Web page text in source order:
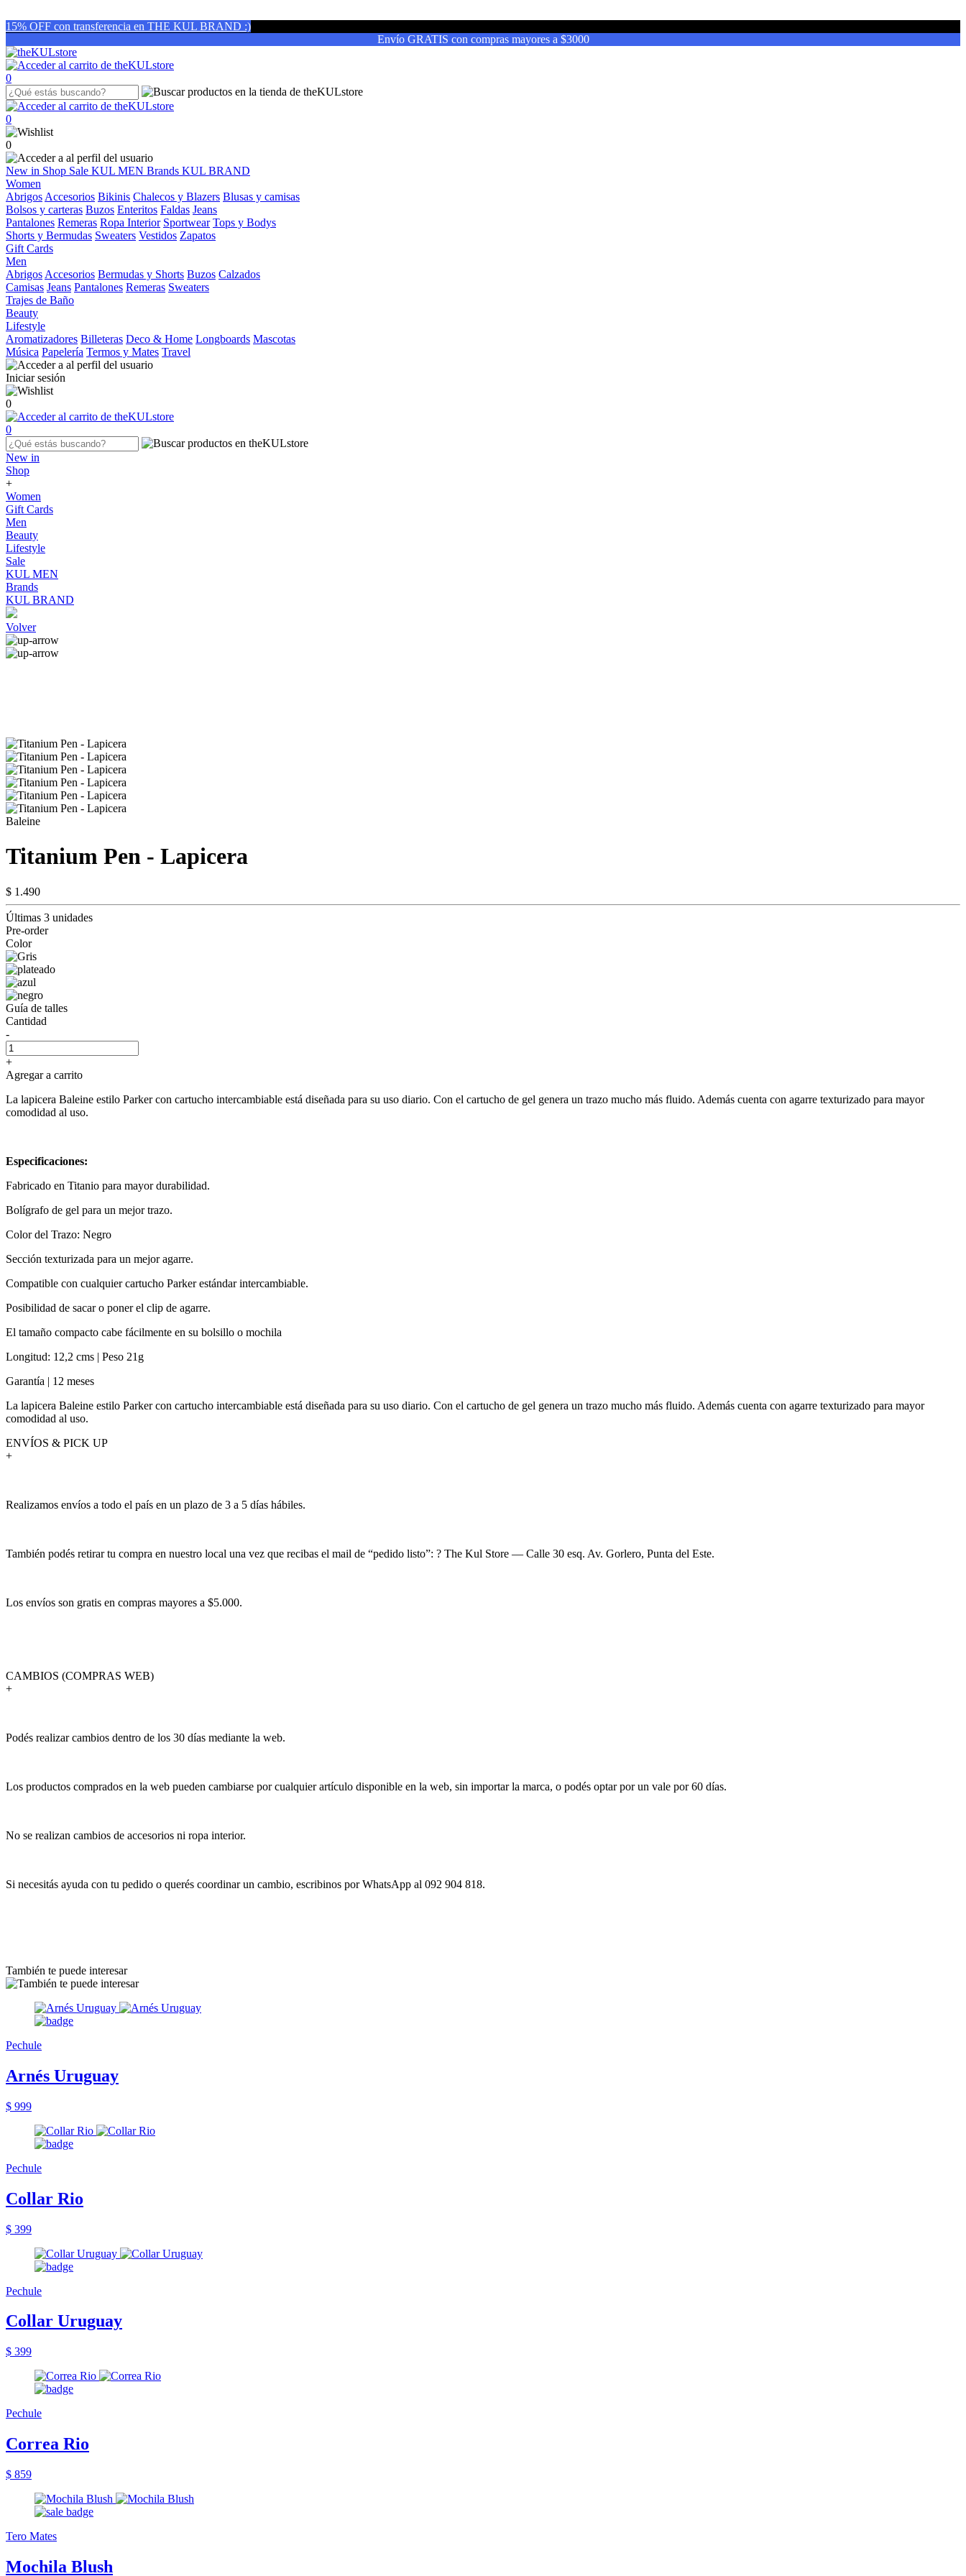
15% OFF con transferencia en THE KUL BRAND :)
Envío GRATIS con compras mayores a $3000
0
0
0
New in Shop Sale KUL MEN Brands KUL BRAND
Women
Abrigos Accesorios Bikinis Chalecos y Blazers Blusas y camisas
Bolsos y carteras Buzos Enteritos Faldas Jeans
Pantalones Remeras Ropa Interior Sportwear Tops y Bodys
Shorts y Bermudas Sweaters Vestidos Zapatos
Gift Cards
Men
Abrigos Accesorios Bermudas y Shorts Buzos Calzados
Camisas Jeans Pantalones Remeras Sweaters
Trajes de Baño
Beauty
Lifestyle
Aromatizadores Billeteras Deco & Home Longboards Mascotas
Música Papelería Termos y Mates Travel
Iniciar sesión
0
0
New in
Shop
+
Women
Gift Cards
Men
Beauty
Lifestyle
Sale
KUL MEN
Brands
KUL BRAND
Volver
Baleine
Titanium Pen - Lapicera
$ 1.490
Últimas 3 unidades
Pre-order
Color
Guía de talles
Cantidad
-
+
Agregar a carrito
La lapicera Baleine estilo Parker con cartucho intercambiable está diseñada para su uso diario. Con el cartucho de gel genera un trazo mucho más fluido. Además cuenta con agarre texturizado para mayor
comodidad al uso.
Especificaciones:
Fabricado en Titanio para mayor durabilidad.
Bolígrafo de gel para un mejor trazo.
Color del Trazo: Negro
Sección texturizada para un mejor agarre.
Compatible con cualquier cartucho Parker estándar intercambiable.
Posibilidad de sacar o poner el clip de agarre.
El tamaño compacto cabe fácilmente en su bolsillo o mochila
Longitud: 12,2 cms | Peso 21g
Garantía | 12 meses
La lapicera Baleine estilo Parker con cartucho intercambiable está diseñada para su uso diario. Con el cartucho de gel genera un trazo mucho más fluido. Además cuenta con agarre texturizado para mayor
comodidad al uso.
ENVÍOS & PICK UP
+
Realizamos envíos a todo el país en un plazo de 3 a 5 días hábiles.
También podés retirar tu compra en nuestro local una vez que recibas el mail de “pedido listo”: ? The Kul Store — Calle 30 esq. Av. Gorlero, Punta del Este.
Los envíos son gratis en compras mayores a $5.000.
CAMBIOS (COMPRAS WEB)
+
Podés realizar cambios dentro de los 30 días mediante la web.
Los productos comprados en la web pueden cambiarse por cualquier artículo disponible en la web, sin importar la marca, o podés optar por un vale por 60 días.
No se realizan cambios de accesorios ni ropa interior.
Si necesitás ayuda con tu pedido o querés coordinar un cambio, escribinos por WhatsApp al 092 904 818.
También te puede interesar
Pechule
Arnés Uruguay
$ 999
Pechule
Collar Rio
$ 399
Pechule
Collar Uruguay
$ 399
Pechule
Correa Rio
$ 859
Tero Mates
Mochila Blush